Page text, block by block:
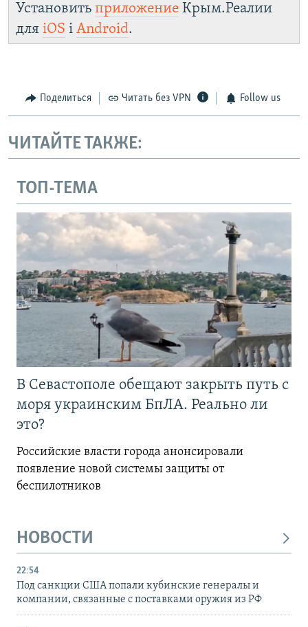
Установить приложение Крым.Реалии
для iOS і Android.
Поделиться Читать без VPN Follow us
ЧИТАЙТЕ ТАКЖЕ:
ТОП-ТЕМА
В Севастополе обещают закрыть путь с
моря украинским БпЛА. Реально ли
это?
Российские власти города анонсировали
появление новой системы защиты от
беспилотников
НОВОСТИ
22:54
Под санкции США попали кубинские генералы и
компании, связанные с поставками оружия из РФ